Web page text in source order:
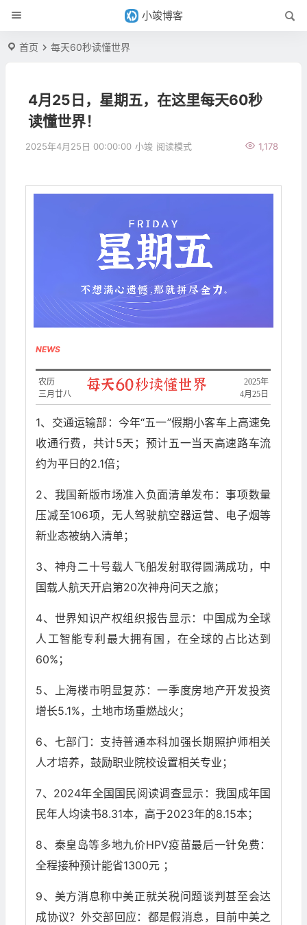
小竣博客
首页 每天60秒读懂世界
4月25日，星期五，在这里每天60秒
读懂世界！
2025年4月25日 00:00:00 小竣 1,178
阅读模式
NEWS
​2025年
4月25日
农历
三月廿八
1、交通运输部：今年“五一”假期小客车上高速免
收通行费，共计5天；预计五一当天高速路车流
约为平日的2.1倍；
2、我国新版市场准入负面清单发布：事项数量
压减至106项，无人驾驶航空器运营、电子烟等
新业态被纳入清单；
3、神舟二十号载人飞船发射取得圆满成功，中
国载人航天开启第20次神舟问天之旅；
4、世界知识产权组织报告显示：中国成为全球
人工智能专利最大拥有国，在全球的占比达到
60%；
5、上海楼市明显复苏：一季度房地产开发投资
增长5.1%，土地市场重燃战火；
6、七部门：支持普通本科加强长期照护师相关
人才培养，鼓励职业院校设置相关专业；
7、2024年全国国民阅读调查显示：我国成年国
民年人均读书8.31本，高于2023年的8.15本；
8、秦皇岛等多地九价HPV疫苗最后一针免费：
全程接种预计能省1300元 ；
9、美方消息称中美正就关税问题谈判甚至会达
成协议？外交部回应：都是假消息，目前中美之